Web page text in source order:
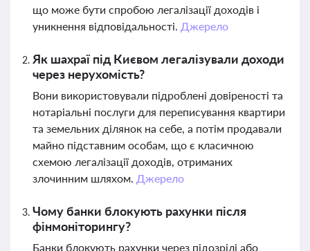
що може бути спробою легалізації доходів і
уникнення відповідальності. Джерело
Як шахраї під Києвом легалізували доходи
через нерухомість?
Вони використовували підроблені довіреності та
нотаріальні послуги для переписування квартири
та земельних ділянок на себе, а потім продавали
майно підставним особам, що є класичною
схемою легалізації доходів, отриманих
злочинним шляхом. Джерело
Чому банки блокують рахунки після
фінмоніторингу?
Банки блокують рахунки через підозрілі або